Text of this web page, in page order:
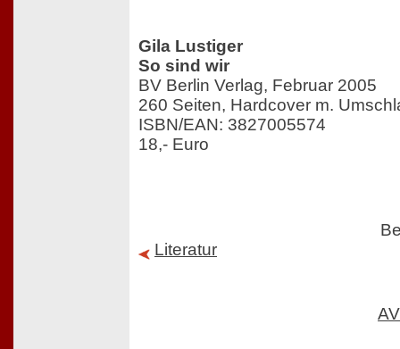
Gila Lustiger
So sind wir
BV Berlin Verlag, Februar 2005
260 Seiten, Hardcover m.
ISBN/EAN: 3827005574
18,- Euro
Literatur